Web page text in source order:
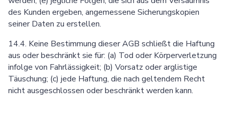
des Kunden ergeben, angemessene Sicherungskopien
seiner Daten zu erstellen.
14.4. Keine Bestimmung dieser AGB schließt die Haftung
aus oder beschränkt sie für: (a) Tod oder Körperverletzung
infolge von Fahrlässigkeit; (b) Vorsatz oder arglistige
Täuschung; (c) jede Haftung, die nach geltendem Recht
nicht ausgeschlossen oder beschränkt werden kann.